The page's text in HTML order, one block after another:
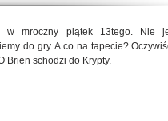
w mroczny piątek 13tego. Nie
do gry. A co na tapecie?
schodzi do Krypty.